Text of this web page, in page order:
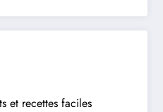
et recettes faciles